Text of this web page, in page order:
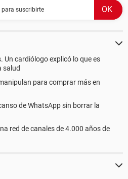
Un cardiólogo explicó lo que es
salud
para comprar más en
de WhatsApp sin borrar la
red de canales de 4.000 años de